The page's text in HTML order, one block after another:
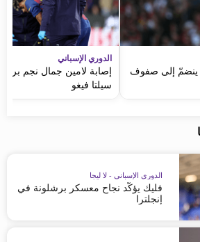
ينضمّ إلى صفوف
الدوري الإسباني
إصابة لامين جمال نجم
سيلتا فيغو
الدوري الإسباني - لا ليجا
فليك يؤكّد نجاح معسكر برشلونة في
إنجلترا